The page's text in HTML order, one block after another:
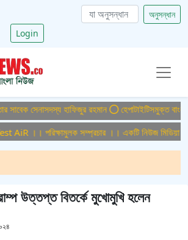
অনুসন্ধান
Login
সেনাসদস্য হাফিজুর রহমান হেপাটাইটিসমুক্ত বাংলাদেশ
।। পরিক্ষামুলক সম্প্রচার ।। একটি নিউজ মিডিয়া
উত্তপ্ত বিতর্কে মুখোমুখি হলেন